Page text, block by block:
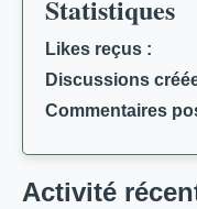
Statistiques
Likes reçus :
Discussions
Commentaires
Activité